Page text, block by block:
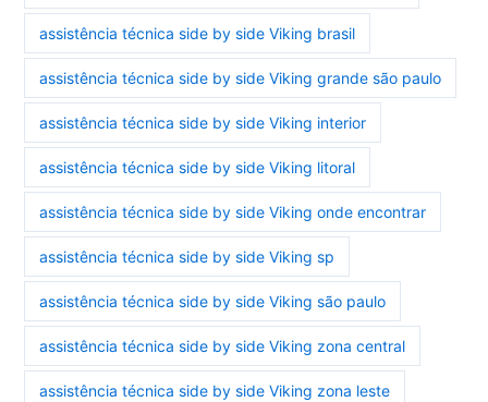
assistência técnica side by side Viking brasil
assistência técnica side by side Viking grande são paulo
assistência técnica side by side Viking interior
assistência técnica side by side Viking litoral
assistência técnica side by side Viking onde encontrar
assistência técnica side by side Viking sp
assistência técnica side by side Viking são paulo
assistência técnica side by side Viking zona central
assistência técnica side by side Viking zona leste